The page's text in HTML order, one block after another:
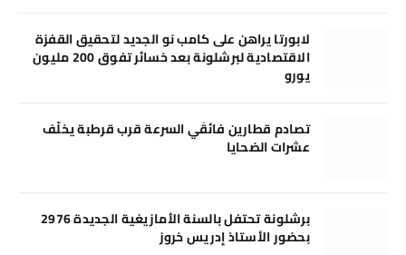
لابورتا يراهن على كامب نو الجديد لتحقيق القفزة
الاقتصادية لبرشلونة بعد خسائر تفوق 200 مليون
يورو
تصادم قطارين فائقَي السرعة قرب قرطبة يخلّف
عشرات الضحايا
برشلونة تحتفل بالسنة الأمازيغية الجديدة 2976
بحضور الأستاذ إدريس خروز